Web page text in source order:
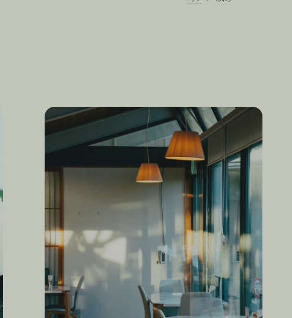
「いわて地産地消レストラン」二つ星レストランで舌鼓